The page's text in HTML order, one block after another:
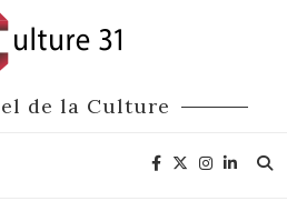
de la Culture